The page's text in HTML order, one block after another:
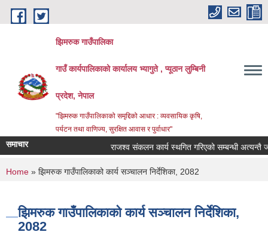
Skip to main content
झिमरुक गाउँपालिका
गाउँ कार्यपालिकाको कार्यालय भ्यागुते , प्यूठान लुम्बिनी
प्रदेश, नेपाल
"झिमरुक गाउँपालिकाको समृद्दिको आधार : व्यवसायिक कृषि,
पर्यटन तथा वाणिज्य, सुरक्षित आवास र पुर्वाधार"
समाचार राजश्व संकलन कार्य स्थगित गरिएको सम्बन्धी अत्यन्तै
You are here
Home » झिमरुक गाउँपालिकाको कार्य सञ्‍चालन निर्देशिका, 2082
झिमरुक गाउँपालिकाको कार्य सञ्‍चालन निर्देशिका,
2082